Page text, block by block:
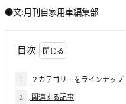
●文:月刊自家用車編集部
目次
1
２カテゴリーをラインナップ
2
関連する記事